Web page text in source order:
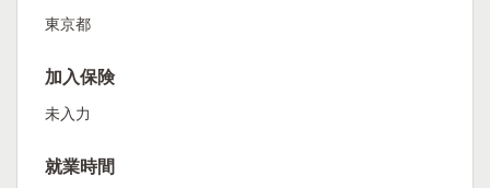
東京都
加入保険
未入力
就業時間